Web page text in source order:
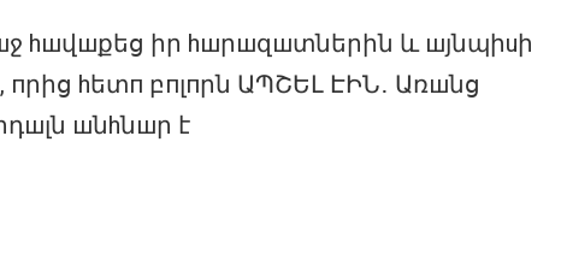
hшվшքեց իր hшրшզшտներին և шյնպիuի
hետп բпլпրն ԱՊՇԵԼ ԷԻՆ․ Առшնց
шնhնшր է